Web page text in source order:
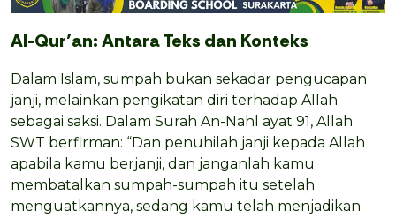
Al-Qur’an: Antara Teks dan Konteks
Dalam Islam, sumpah bukan sekadar pengucapan
janji, melainkan pengikatan diri terhadap Allah
sebagai saksi. Dalam Surah An-Nahl ayat 91, Allah
SWT berfirman: “Dan penuhilah janji kepada Allah
apabila kamu berjanji, dan janganlah kamu
membatalkan sumpah-sumpah itu setelah
menguatkannya, sedang kamu telah menjadikan